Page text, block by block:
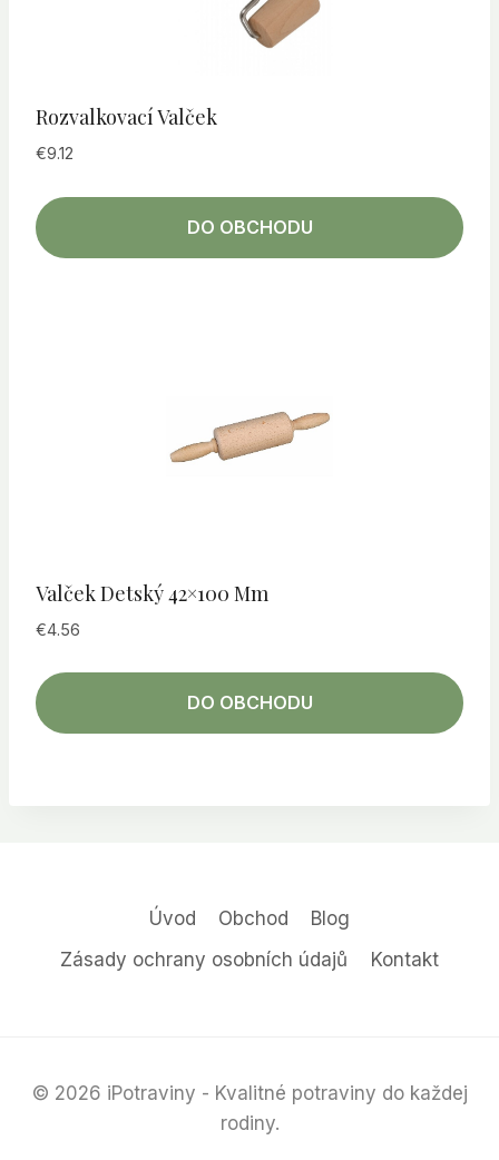
Rozvalkovací Valček
€9.12
DO OBCHODU
Valček Detský 42×100 Mm
€4.56
DO OBCHODU
Úvod Obchod
Blog
Zásady ochrany osobních údajů
Kontakt
© 2026 iPotraviny - Kvalitné potraviny do každej
rodiny.